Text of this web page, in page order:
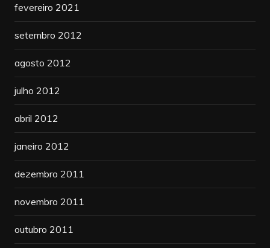
fevereiro 2021
setembro 2012
agosto 2012
julho 2012
abril 2012
janeiro 2012
dezembro 2011
novembro 2011
outubro 2011